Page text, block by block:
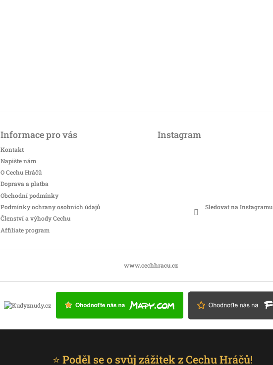
Informace pro vás
Kontakt
Napište nám
O Cechu Hráčů
Doprava a platba
Obchodní podmínky
Podmínky ochrany osobních údajů
Členství a výhody Cechu
Affiliate program
Instagram
Sledovat na Instagramu
www.cechhracu.cz
⭐ Poděl se o svůj zážitek z Cechu Hráčů!